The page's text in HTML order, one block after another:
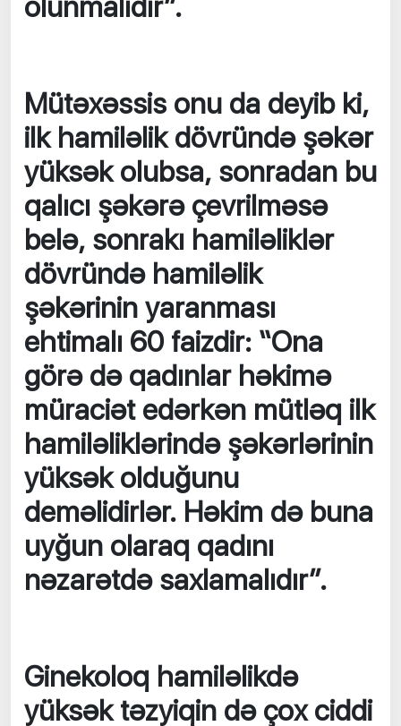
olunmalıdır”.
Mütəxəssis onu da deyib ki,
ilk hamiləlik dövründə şəkər
yüksək olubsa, sonradan bu
qalıcı şəkərə çevrilməsə
belə, sonrakı hamiləliklər
dövründə hamiləlik
şəkərinin yaranması
ehtimalı 60 faizdir: “Ona
görə də qadınlar həkimə
müraciət edərkən mütləq ilk
hamiləliklərində şəkərlərinin
yüksək olduğunu
deməlidirlər. Həkim də buna
uyğun olaraq qadını
nəzarətdə saxlamalıdır”.
Ginekoloq hamiləlikdə
yüksək təzyiqin də çox ciddi